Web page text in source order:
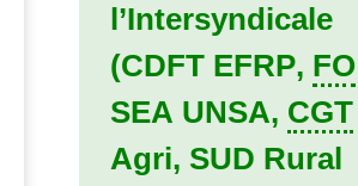
l’Intersyndicale
(CDFT EFRP, FO
SEA UNSA, CGT
Agri, SUD Rural